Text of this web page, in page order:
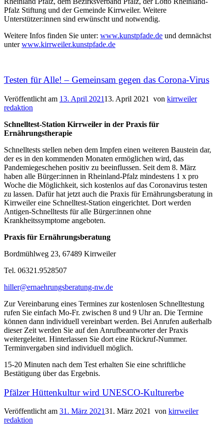
Pfalz Stiftung und der Gemeinde Kirrweiler. Weitere
Unterstützer:innen sind erwünscht und notwendig.
Weitere Infos finden Sie unter: www.kunstpfade.de und demnächst
unterwww.kirrweiler.kunstpfade.de
Testen für Alle! – Gemeinsam gegen das Corona-Virus
Veröffentlicht am 13. April 202113. April 2021 von kirrweiler
redaktion
Schnelltest-Station Kirrweiler in der Praxis für
Ernährungstherapie
Schnelltests stellen neben dem Impfen einen weiteren Baustein dar,
der es in den kommenden Monaten ermöglichen wird, das
Pandemiegeschehen positiv zu beeinflussen. Seit dem 8. März
haben alle Bürger:innen in Rheinland-Pfalz mindestens 1 x pro
Woche die Möglichkeit, sich kostenlos auf das Coronavirus testen
zu lassen. Dafür hat jetzt auch die Praxis für Ernährungsberatung in
Kirrweiler eine Schnelltest-Station eingerichtet. Dort werden
Antigen-Schnelltests für alle Bürger:innen ohne
Krankheitssymptome angeboten.
Praxis für Ernährungsberatung
Bordmühlweg 23, 67489 Kirrweiler
Tel. 06321.9528507
hiller@ernaehrungsberatung-nw.de
Zur Vereinbarung eines Termines zur kostenlosen Schnelltestung
rufen Sie einfach Mo-Fr. zwischen 8 und 9 Uhr an. Die Termine
können dann individuell vereinbart werden. Bei Anrufen außerhalb
dieser Zeit werden Sie auf den Anrufbeantworter der Praxis
weitergeleitet. Hinterlassen Sie dort eine Rückruf-Nummer.
Terminvergaben sind individuell möglich.
15-20 Minuten nach dem Test erhalten Sie eine schriftliche
Bestätigung über das Ergebnis.
Pfälzer Hüttenkultur wird UNESCO-Kulturerbe
Veröffentlicht am 31. März 202131. März 2021 von kirrweiler
redaktion